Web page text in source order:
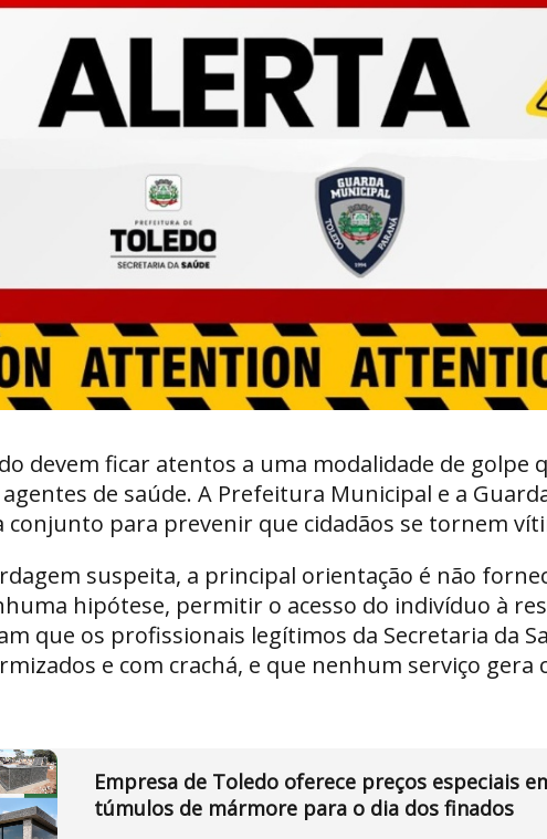
devem ficar atentos a uma modalidade de golpe
de saúde. A Prefeitura Municipal e a
para prevenir que cidadãos se tornem
suspeita, a principal orientação é não
hipótese, permitir o acesso do indivíduo à
que os profissionais legítimos da Secretaria da
e com crachá, e que nenhum serviço gera
Empresa de Toledo oferece preços especiais
túmulos de mármore para o dia dos finados